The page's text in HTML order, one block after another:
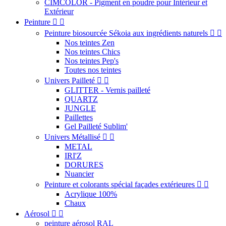
CIMCOLOR - Pigment en poudre pour Intérieur et
Extérieur
Peinture  
Peinture biosourcée Sékoia aux ingrédients naturels  
Nos teintes Zen
Nos teintes Chics
Nos teintes Pep's
Toutes nos teintes
Univers Pailleté  
GLITTER - Vernis pailleté
QUARTZ
JUNGLE
Paillettes
Gel Pailleté Sublim'
Univers Métallisé  
METAL
IRI'Z
DORURES
Nuancier
Peinture et colorants spécial façades extérieures  
Acrylique 100%
Chaux
Aérosol  
peinture aérosol RAL